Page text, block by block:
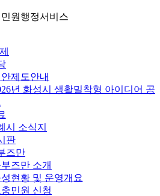
원행정서비스
제도안내
년 화성시 생활밀착형 아이디어 공
시 소식지
판
즈만
즈만 소개
현황 및 운영개요
충민원 신청